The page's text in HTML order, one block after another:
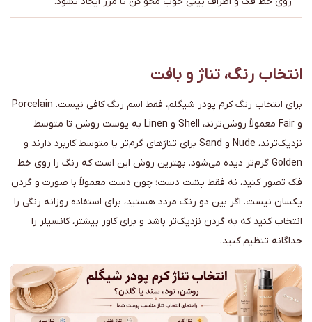
انتخاب رنگ، تناژ و بافت
برای انتخاب رنگ کرم پودر شیگلم، فقط اسم رنگ کافی نیست. Porcelain
و Fair معمولاً روشن‌ترند، Shell و Linen به پوست روشن تا متوسط
نزدیک‌ترند، Nude و Sand برای تناژهای گرم‌تر یا متوسط کاربرد دارند و
Golden گرم‌تر دیده می‌شود. بهترین روش این است که رنگ را روی خط
فک تصور کنید، نه فقط پشت دست؛ چون دست معمولاً با صورت و گردن
یکسان نیست. اگر بین دو رنگ مردد هستید، برای استفاده روزانه رنگی را
انتخاب کنید که به گردن نزدیک‌تر باشد و برای کاور بیشتر، کانسیلر را
جداگانه تنظیم کنید.